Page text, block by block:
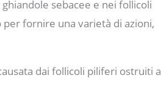
sebacee e nei follicoli
fornire una varietà di azioni,
dai follicoli piliferi ostruiti a